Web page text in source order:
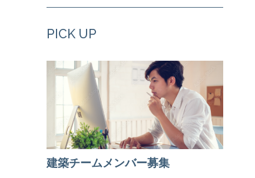
PICK UP
建築チームメンバー募集